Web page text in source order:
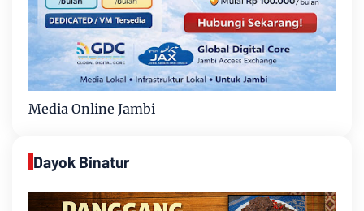
Media Online Jambi
Dayok Binatur